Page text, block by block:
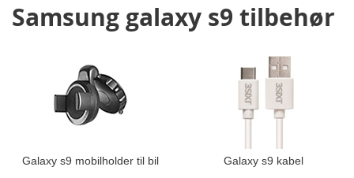
Samsung galaxy s9 tilbehør
Galaxy s9 mobilholder til bil Galaxy s9 kabel